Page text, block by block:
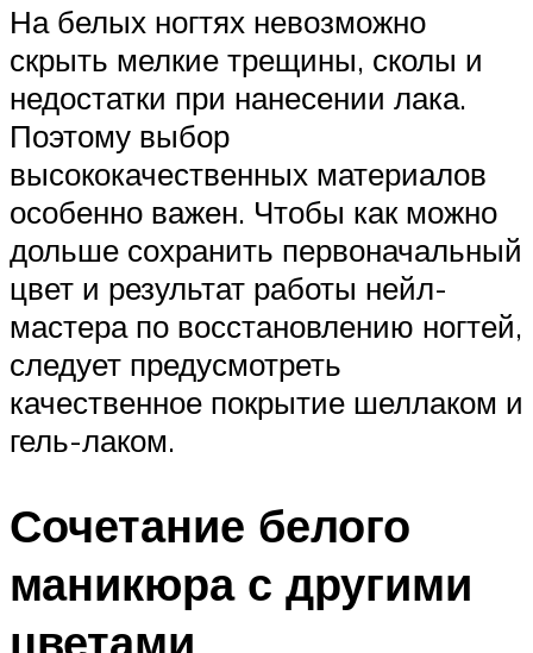
На белых ногтях невозможно
скрыть мелкие трещины, сколы и
недостатки при нанесении лака.
Поэтому выбор
высококачественных материалов
особенно важен. Чтобы как можно
дольше сохранить первоначальный
цвет и результат работы нейл-
мастера по восстановлению ногтей,
следует предусмотреть
качественное покрытие шеллаком и
гель-лаком.
Сочетание белого
маникюра с другими